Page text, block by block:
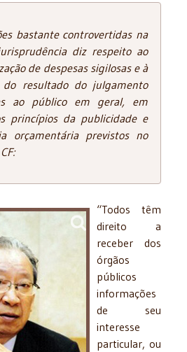
bastante controvertidas na
diz respeito ao
de despesas sigilosas e à
do resultado do julgamento
ao público em geral, em
princípios da publicidade e
orçamentária previstos no
“Todos têm
direito a
receber dos
órgãos
públicos
informações
de seu
interesse
particular, ou